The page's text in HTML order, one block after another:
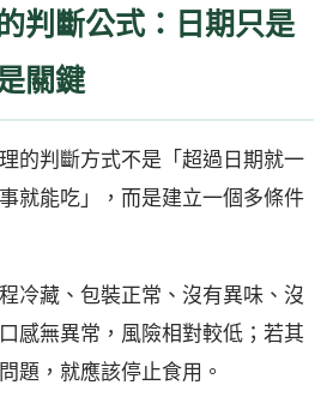
判斷公式：日期只是
關鍵
的判斷方式不是「超過日期就一
就能吃」，而是建立一個多條件
冷藏、包裝正常、沒有異味、沒
感無異常，風險相對較低；若其
題，就應該停止食用。